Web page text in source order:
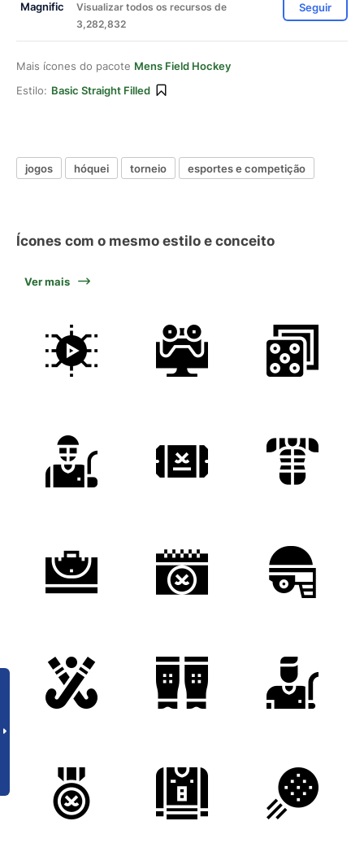
Visualizar todos os recursos de
3,282,832
Seguir
Mais ícones do pacote Mens Field Hockey
Estilo: Basic Straight Filled
jogos hóquei torneio esportes e competição
Ícones com o mesmo estilo e conceito
Ver mais